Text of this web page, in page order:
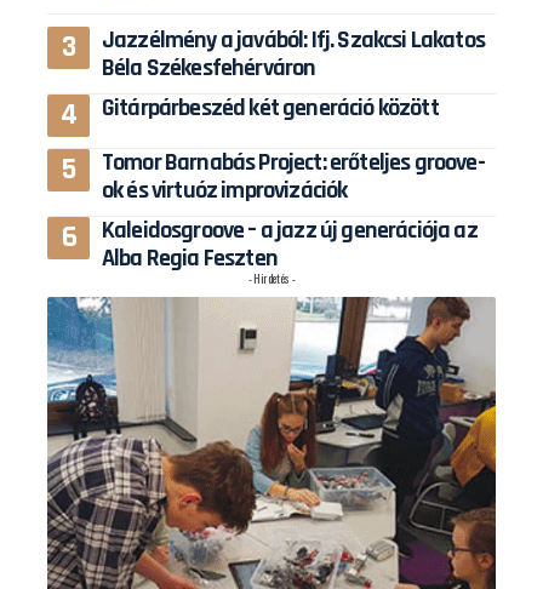
Jazzélmény a javából: Ifj. Szakcsi Lakatos
Béla Székesfehérváron
Gitárpárbeszéd két generáció között
Tomor Barnabás Project: erőteljes groove-
ok és virtuóz improvizációk
Kaleidosgroove – a jazz új generációja az
Alba Regia Feszten
- Hirdetés -